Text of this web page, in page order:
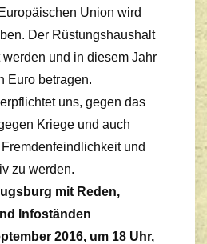
Union wird
Der Rüstungshaushalt
und in diesem Jahr
Euro betragen.
uns, gegen das
Kriege und auch
und
zu werden.
mit Reden,
Infoständen
2016, um 18 Uhr,